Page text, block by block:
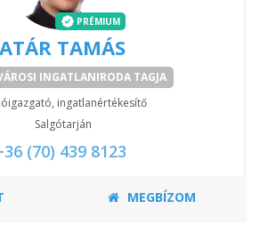
PRÉMIUM
TAMÁS
INGATLANIRODA TAGJA
ingatlanértékesítő
Salgótarján
(70) 439 8123
MEGBÍZOM